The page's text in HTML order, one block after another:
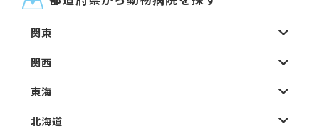
関東
関西
東海
北海道